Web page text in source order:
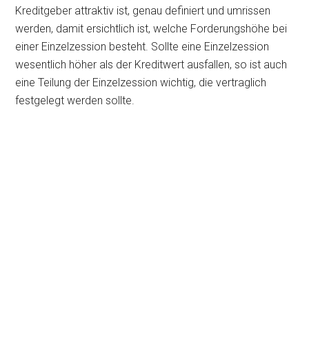
Kreditgeber attraktiv ist, genau definiert und umrissen
werden, damit ersichtlich ist, welche Forderungshöhe bei
einer Einzelzession besteht. Sollte eine Einzelzession
wesentlich höher als der Kreditwert ausfallen, so ist auch
eine Teilung der Einzelzession wichtig, die vertraglich
festgelegt werden sollte.